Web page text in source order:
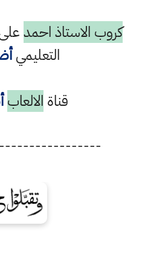
كروب الاستاذ احمد
التعليمي
قناة الالعاب